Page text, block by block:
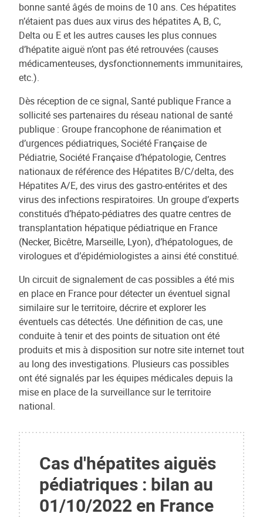
bonne santé âgés de moins de 10 ans. Ces hépatites
n’étaient pas dues aux virus des hépatites A, B, C,
Delta ou E et les autres causes les plus connues
d’hépatite aiguë n’ont pas été retrouvées (causes
médicamenteuses, dysfonctionnements immunitaires,
etc.).
Dès réception de ce signal, Santé publique France a
sollicité ses partenaires du réseau national de santé
publique : Groupe francophone de réanimation et
d’urgences pédiatriques, Société Française de
Pédiatrie, Société Française d’hépatologie, Centres
nationaux de référence des Hépatites B/C/delta, des
Hépatites A/E, des virus des gastro-entérites et des
virus des infections respiratoires. Un groupe d’experts
constitués d’hépato-pédiatres des quatre centres de
transplantation hépatique pédiatrique en France
(Necker, Bicêtre, Marseille, Lyon), d’hépatologues, de
virologues et d’épidémiologistes a ainsi été constitué.
Un circuit de signalement de cas possibles a été mis
en place en France pour détecter un éventuel signal
similaire sur le territoire, décrire et explorer les
éventuels cas détectés. Une définition de cas, une
conduite à tenir et des points de situation ont été
produits et mis à disposition sur notre site internet tout
au long des investigations. Plusieurs cas possibles
ont été signalés par les équipes médicales depuis la
mise en place de la surveillance sur le territoire
national.
Cas d'hépatites aiguës
pédiatriques : bilan au
01/10/2022 en France